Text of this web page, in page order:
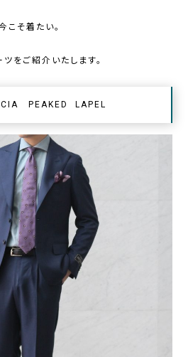
こそ着たい。
をご紹介いたします。
PEAKED LAPEL